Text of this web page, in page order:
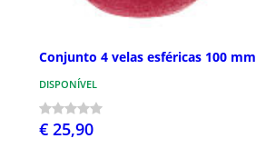
Conjunto 4 velas esféricas 100 mm
DISPONÍVEL
€ 25,90